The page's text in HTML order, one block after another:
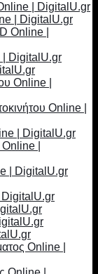
| DigitalU.gr
| DigitalU.gr
Online |
| DigitalU.gr
Online |
Online |
| DigitalU.gr
|
| DigitalU.gr
DigitalU.gr
Online |